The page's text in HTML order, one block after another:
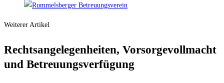
Weiterer Artikel
Rechts­an­ge­le­gen­hei­ten, Vor­sor­ge­voll­macht
und Betreuungsverfügung